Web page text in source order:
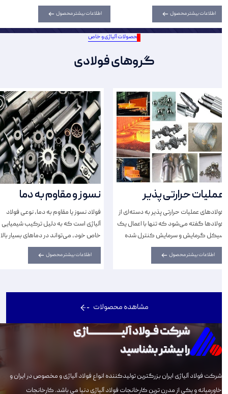
اطلاعات بیشتر محصول اطلاعات بیشتر محصول
محصولات آلیاژی و خاص
گروهای فولادی
عملیات حرارتی پذیر
فولاد‌های عملیات حرارتی پذیر به دسته‌ای از
فولادها گفته می‌شود که تنها با اعمال یک
سیکل گرمایش و سرمایش کنترل شده
(بدون اعمال تغییرات در ترکیب شیمیایی)،
تغییرات فازی، ساختاری و تغییرات...
اطلاعات بیشتر محصول
نسوز و مقاوم به دما
فولاد نسوز یا مقاوم به دما، نوعی فولاد
آلیاژی است که به دلیل ترکیب شیمیایی
خاص خود، می‌تواند در دما‌های بسیار بالا
بدون از دست دادن استحکام و خواص
مکانیکی، به کار رود.
اطلاعات بیشتر محصول
مشاهده محصولات
شرکت فــولاد آلیـــــــــــــــــــــاژی
را بیشتر بشناسید
شرکت فولاد آلیاژی ایران بزرگترین تولیدکننده انواع فولاد آلیاژی و مخصوص در ایران و
خاورمیانه و یکی از مدرن ترین کارخانجات فولاد آلیاژی دنیا می باشد. کارخانجات